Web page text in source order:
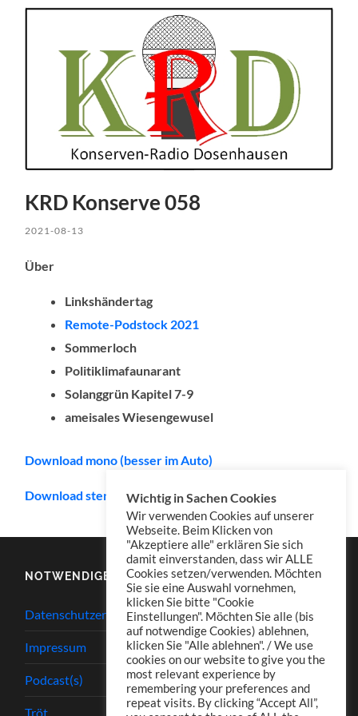
KRD Konserve 058
2021-08-13
Über
Linkshändertag
Remote-Podstock 2021
Sommerloch
Politiklimafaunarant
Solanggrün Kapitel 7-9
ameisales Wiesengewusel
Download mono (besser im Auto)
Download stereo (empfohlen für Kopfhörer)
NOTWENDIGES
Datenschutzerklärung
Impressum
Podcast(s)
Tröt
Wichtig in Sachen Cookies
Wir verwenden Cookies auf unserer
Webseite. Beim Klicken von
"Akzeptiere alle" erklären Sie sich
damit einverstanden, dass wir ALLE
Cookies setzen/verwenden. Möchten
Sie sie eine Auswahl vornehmen,
klicken Sie bitte "Cookie
Einstellungen". Möchten Sie alle (bis
auf notwendige Cookies) ablehnen,
klicken Sie "Alle ablehnen". / We use
cookies on our website to give you the
most relevant experience by
remembering your preferences and
repeat visits. By clicking “Accept All”,